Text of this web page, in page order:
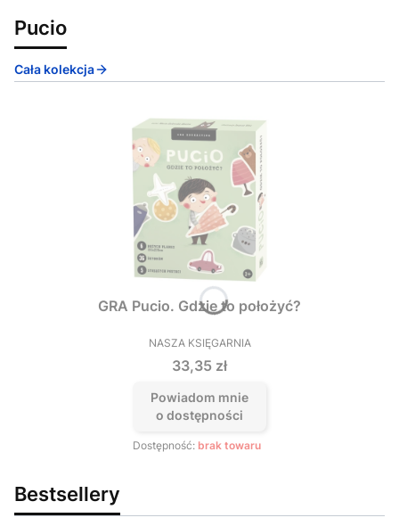
Pucio
Cała kolekcja
GRA Pucio. Gdzie to położyć?
PRODUCENT
NASZA KSIĘGARNIA
Cena
33,35 zł
Powiadom mnie
o dostępności
Dostępność: brak towaru
Bestsellery